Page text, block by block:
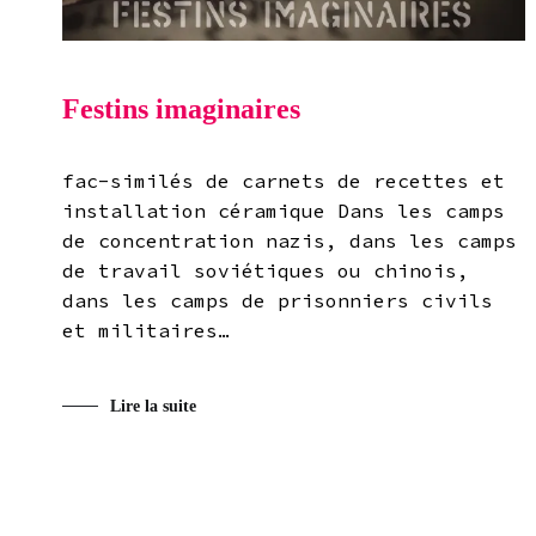
Festins imaginaires
fac-similés de carnets de recettes et
installation céramique Dans les camps
de concentration nazis, dans les camps
de travail soviétiques ou chinois,
dans les camps de prisonniers civils
et militaires…
Lire la suite